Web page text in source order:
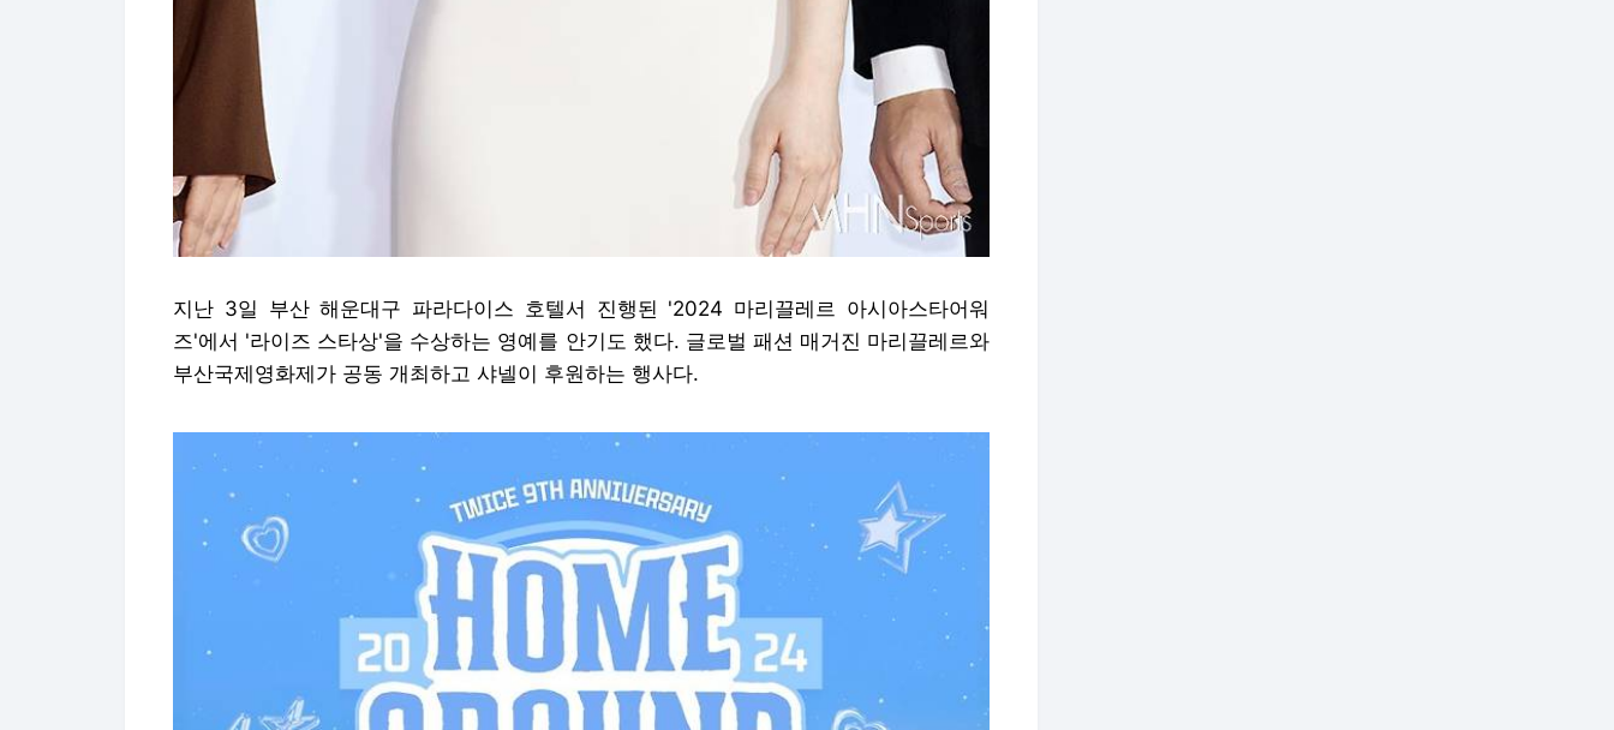
지난 3일 부산 해운대구 파라다이스 호텔서 진행된 '2024 마리끌레르 아시아스타어워
즈'에서 '라이즈 스타상'을 수상하는 영예를 안기도 했다. 글로벌 패션 매거진 마리끌레르와
부산국제영화제가 공동 개최하고 샤넬이 후원하는 행사다.